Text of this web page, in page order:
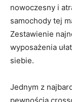
nowoczesny i
samochody tej
Zestawienie
wyposażenia
siebie.
Jednym ⁢z